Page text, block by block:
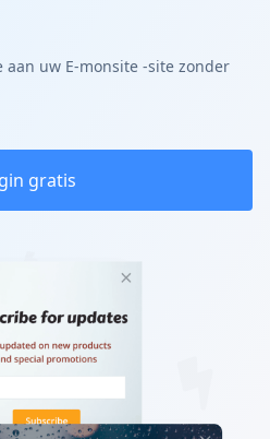
aan uw E-monsite -site zonder
gratis